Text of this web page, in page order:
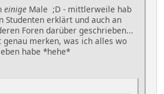
einige Male ;D - mittlerweile hab
Studenten erklärt und auch an
Foren darüber geschrieben...
merken, was ich alles wo
habe *hehe*